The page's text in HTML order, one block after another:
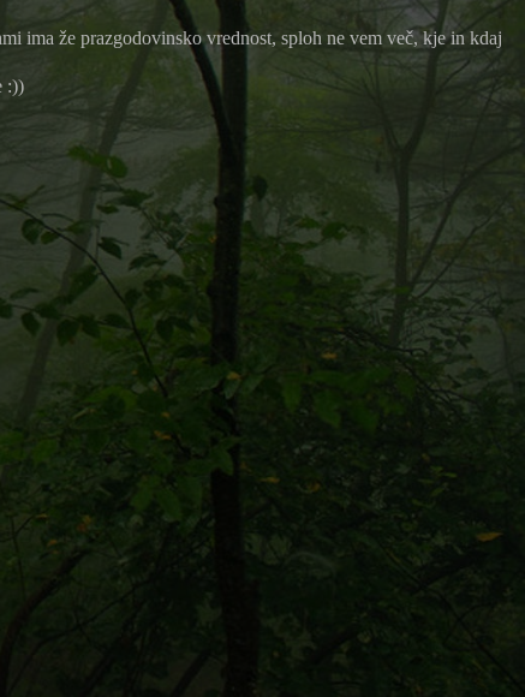
ima že prazgodovinsko vrednost, sploh ne vem več, kje in kdaj
:))